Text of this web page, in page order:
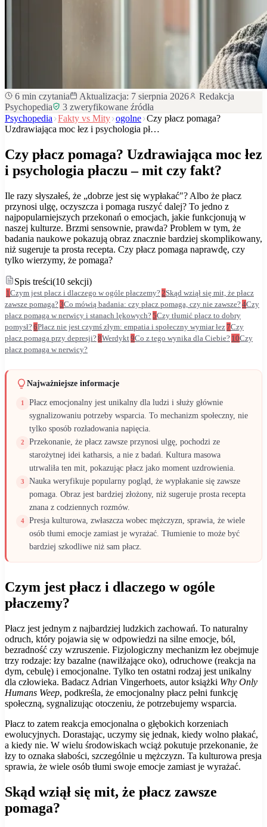
6 min czytania Aktualizacja: 7 sierpnia 2026
Redakcja
Psychopedia
3 zweryfikowane źródła
Psychopedia Fakty vs Mity ogolne Czy płacz pomaga?
Uzdrawiająca moc łez i psychologia pł…
Czy płacz pomaga? Uzdrawiająca moc łez
i psychologia płaczu – mit czy fakt?
Ile razy słyszałeś, że „dobrze jest się wypłakać"? Albo że płacz
przynosi ulgę, oczyszcza i pomaga ruszyć dalej? To jedno z
najpopularniejszych przekonań o emocjach, jakie funkcjonują w
naszej kulturze. Brzmi sensownie, prawda? Problem w tym, że
badania naukowe pokazują obraz znacznie bardziej skomplikowany,
niż sugeruje ta prosta recepta. Czy płacz pomaga naprawdę, czy
tylko wierzymy, że pomaga?
Spis treści(10 sekcji)
1 Czym jest płacz i dlaczego w ogóle płaczemy? 2Skąd wziął się mit, że płacz
zawsze pomaga?3Co mówią badania: czy płacz pomaga, czy nie zawsze?4Czy
płacz pomaga w nerwicy i stanach lękowych?5Czy tłumić płacz to dobry
pomysł?6Płacz nie jest czymś złym: empatia i społeczny wymiar łez 7Czy
płacz pomaga przy depresji?8Werdykt9Co z tego wynika dla Ciebie? 10Czy
płacz pomaga w nerwicy?
Najważniejsze informacje
1
Płacz emocjonalny jest unikalny dla ludzi i służy głównie
sygnalizowaniu potrzeby wsparcia. To mechanizm społeczny, nie
tylko sposób rozładowania napięcia.
2
Przekonanie, że płacz zawsze przynosi ulgę, pochodzi ze
starożytnej idei katharsis, a nie z badań. Kultura masowa
utrwaliła ten mit, pokazując płacz jako moment uzdrowienia.
3
Nauka weryfikuje popularny pogląd, że wypłakanie się zawsze
pomaga. Obraz jest bardziej złożony, niż sugeruje prosta recepta
znana z codziennych rozmów.
4
Presja kulturowa, zwłaszcza wobec mężczyzn, sprawia, że wiele
osób tłumi emocje zamiast je wyrażać. Tłumienie to może być
bardziej szkodliwe niż sam płacz.
Czym jest płacz i dlaczego w ogóle
płaczemy?
Płacz jest jednym z najbardziej ludzkich zachowań. To naturalny
odruch, który pojawia się w odpowiedzi na silne emocje, ból,
bezradność czy wzruszenie. Fizjologiczny mechanizm łez obejmuje
trzy rodzaje: łzy bazalne (nawilżające oko), odruchowe (reakcja na
dym, cebulę) i emocjonalne. Tylko ten ostatni rodzaj jest unikalny
dla człowieka. Badacz Adrian Vingerhoets, autor książki Why Only
Humans Weep, podkreśla, że emocjonalny płacz pełni funkcję
społeczną, sygnalizując otoczeniu, że potrzebujemy wsparcia.
Płacz to zatem reakcja emocjonalna o głębokich korzeniach
ewolucyjnych. Dorastając, uczymy się jednak, kiedy wolno płakać,
a kiedy nie. W wielu środowiskach wciąż pokutuje przekonanie, że
łzy to oznaka słabości, szczególnie u mężczyzn. Ta kulturowa presja
sprawia, że wiele osób tłumi swoje emocje zamiast je wyrażać.
Skąd wziął się mit, że płacz zawsze
pomaga?